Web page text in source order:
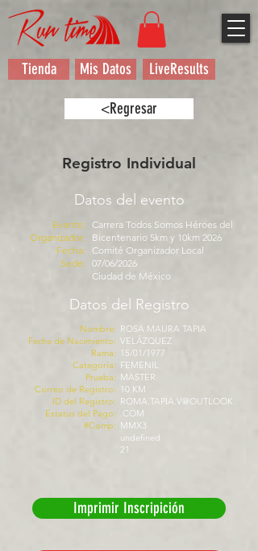
Tienda Mis Datos LiveResults
<Regresar
Registro Individual
Datos del evento
Evento:
Organizador:
Fecha:
Sede:
Carrera Todos Somos Héroes del
Bicentenario 5km y 10km 2026
Comité Organizador Local
07/06/2026
Ciudad de México
Datos del Registro
Nombre:
Fecha de Nacimiento:
Rama:
Categoría:
Prueba:
Correo de Registro:
ID del Registro:
Estatus del Pago:
#Comp:
ROSA MAURA TAPIA
VELÁZQUEZ
15/01/1977
FEMENIL
MASTER
10 KM
ROMA.TAPIA.V@OUTLOOK
.COM
MMX3
undefined
21
Imprimir Inscripición